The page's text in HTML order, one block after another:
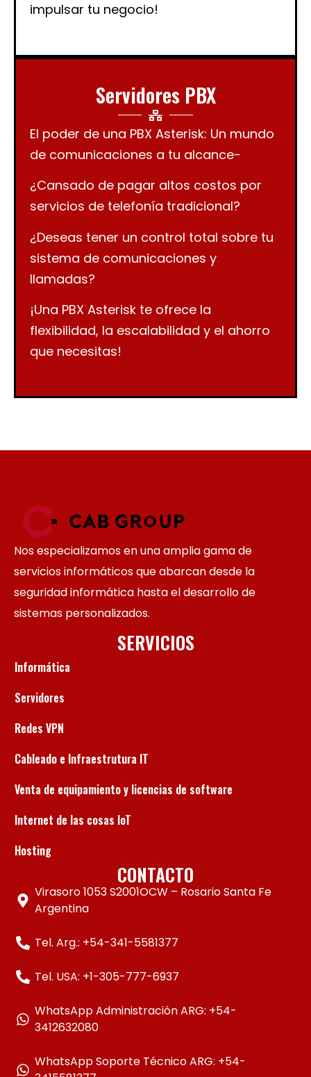
impulsar tu negocio!
Servidores PBX
El poder de una PBX Asterisk: Un mundo
de comunicaciones a tu alcance-
¿Cansado de pagar altos costos por
servicios de telefonía tradicional?
¿Deseas tener un control total sobre tu
sistema de comunicaciones y
llamadas?
¡Una PBX Asterisk te ofrece la
flexibilidad, la escalabilidad y el ahorro
que necesitas!
Nos especializamos en una amplia gama de
servicios informáticos que abarcan desde la
seguridad informática hasta el desarrollo de
sistemas personalizados.
SERVICIOS
Informática
Servidores
Redes VPN
Cableado e Infraestrutura IT
Venta de equipamiento y licencias de software
Internet de las cosas IoT
Hosting
CONTACTO
Virasoro 1053 S2001OCW – Rosario Santa Fe
Argentina
Tel. Arg.: +54-341-5581377
Tel. USA: +1-305-777-6937
WhatsApp Administración ARG: +54-
3412632080
WhatsApp Soporte Técnico ARG: +54-